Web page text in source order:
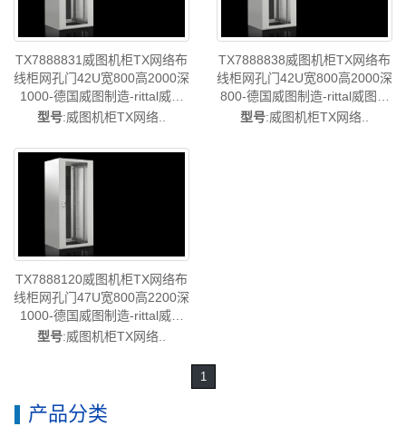
TX7888831威图机柜TX网络布
线柜网孔门42U宽800高2000深
1000-德国威图制造-rittal威图
空调维修威图电柜威图母线威
TX7888.831
型号:威图机柜TX网络..
TX7888838威图机柜TX网络布
线柜网孔门42U宽800高2000深
800-德国威图制造-rittal威图空
调维修威图电柜威图母线威图
型号:威图机柜TX网络..
TX7888120威图机柜TX网络布
线柜网孔门47U宽800高2200深
1000-德国威图制造-rittal威图
空调维修威图电柜威图母线威
型号:威图机柜TX网络..
1
产品分类